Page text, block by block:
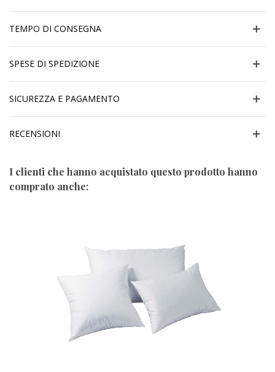
TEMPO DI CONSEGNA
SPESE DI SPEDIZIONE
SICUREZZA E PAGAMENTO
RECENSIONI
I clienti che hanno acquistato questo prodotto hanno
comprato anche: